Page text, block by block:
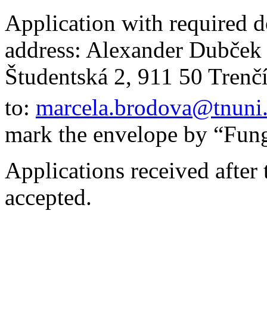
Application with required
address: Alexander
Študentská 2, 911 50
to:
mark the envelope by
Applications received
accepted.